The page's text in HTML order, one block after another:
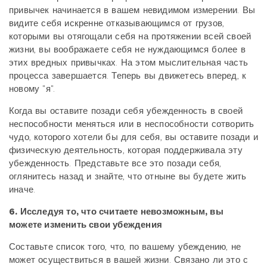
привычек начинается в вашем невидимом измерении. Вы
видите себя искренне отказывающимся от грузов,
которыми вы отягощали себя на протяжении всей своей
жизни, вы воображаете себя не нуждающимся более в
этих вредных привычках. На этом мыслительная часть
процесса завершается. Теперь вы движетесь вперед, к
новому "я".
Когда вы оставите позади себя убежденность в своей
неспособности меняться или в неспособности сотворить
чудо, которого хотели бы для себя, вы оставите позади и
физическую деятельность, которая поддерживала эту
убежденность. Представьте все это позади себя,
оглянитесь назад и знайте, что отныне вы будете жить
иначе.
6. Исследуя то, что считаете невозможным, вы
можете изменить свои убеждения
Составьте список того, что, по вашему убеждению, не
может осуществиться в вашей жизни. Связано ли это с